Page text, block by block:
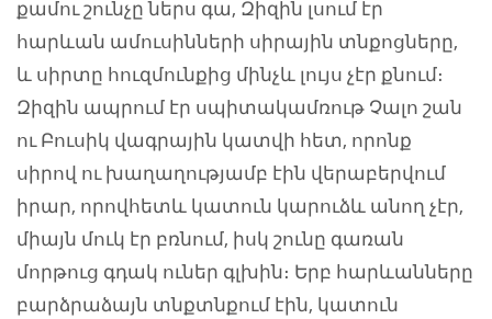
քամու շունչը ներս գա, Զիզին լսում էր
հարևան ամուսինների սիրային տնքոցները,
և սիրտը հուզմունքից մինչև լույս չէր քնում։
Զիզին ապրում էր սպիտակամռութ Չալո շան
ու Բուսիկ վագրային կատվի հետ, որոնք
սիրով ու խաղաղությամբ էին վերաբերվում
իրար, որովհետև կատուն կարուձև անող չէր,
միայն մուկ էր բռնում, իսկ շունը գառան
մորթուց գդակ ուներ գլխին։ Երբ հարևանները
բարձրաձայն տնքտնքում էին, կատուն